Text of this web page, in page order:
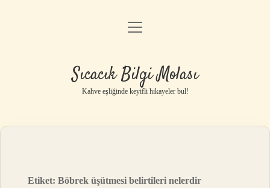
Anasayfa
Yasal Uyarı
menüyü
Sıcacık Bilgi Molası
Kahve eşliğinde keyifli hikayeler bul!
Etiket:Böbrek üşütmesi belirtileri nelerdir